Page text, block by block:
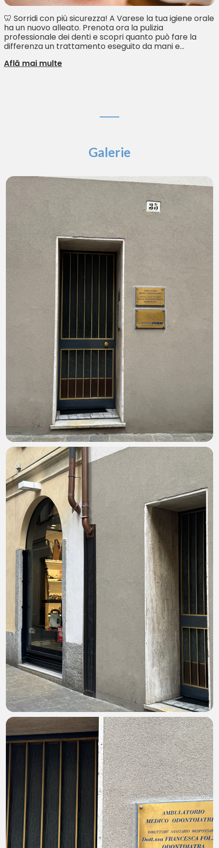
🦷 Sorridi con più sicurezza! A Varese la tua igiene orale
ha un nuovo alleato. Prenota ora la pulizia
professionale dei denti e scopri quanto può fare la
differenza un trattamento eseguito da mani e...
Află mai multe
Galerie